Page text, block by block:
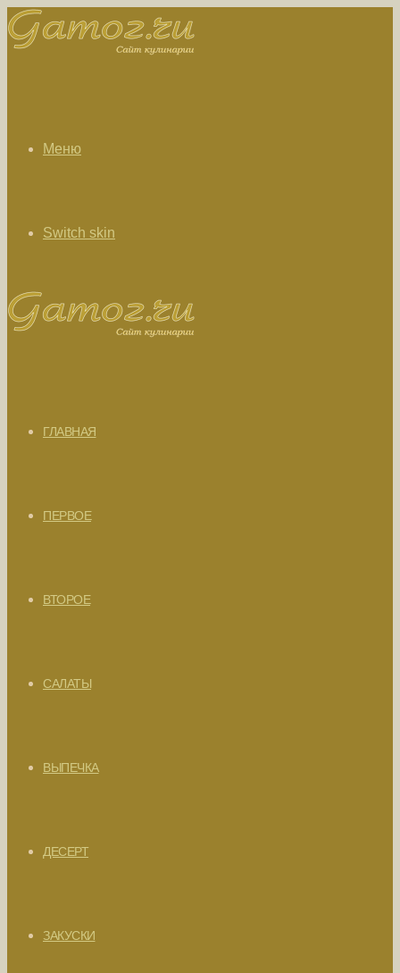
Меню
Switch skin
ГЛАВНАЯ
ПЕРВОЕ
ВТОРОЕ
САЛАТЫ
ВЫПЕЧКА
ДЕСЕРТ
ЗАКУСКИ